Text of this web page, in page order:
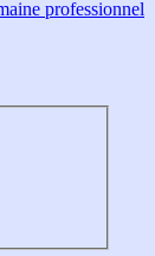
professionnel